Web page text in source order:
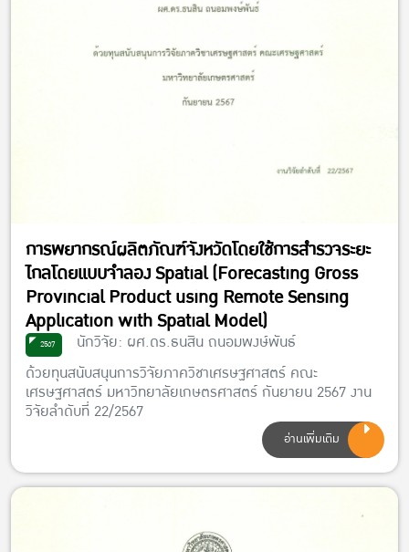
การพยากรณ์ผลิตภัณฑ์จังหวัดโดยใช้การสำรวจระยะ
ไกลโดยแบบจำลอง Spatial (Forecasting Gross
Provincial Product using Remote Sensing
Application with Spatial Model)
2567
นักวิจัย: ผศ.ดร.ธนสิน ถนอมพงษ์พันธ์
ด้วยทุนสนับสนุนการวิจัยภาควิชาเศรษฐศาสตร์ คณะ
เศรษฐศาสตร์ มหาวิทยาลัยเกษตรศาสตร์ กันยายน 2567 งาน
วิจัยลำดับที่ 22/2567
อ่านเพิ่มเติม